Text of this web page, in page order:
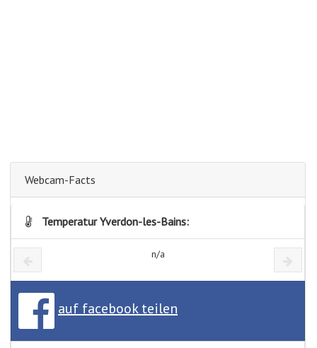
Webcam-Facts
Temperatur Yverdon-les-Bains:
n/a
auf facebook teilen